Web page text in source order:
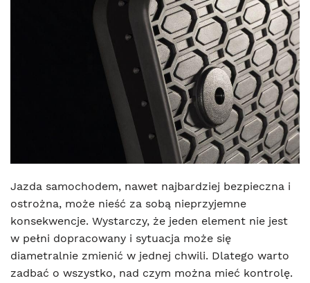
Jazda samochodem, nawet najbardziej bezpieczna i
ostrożna, może nieść za sobą nieprzyjemne
konsekwencje. Wystarczy, że jeden element nie jest
w pełni dopracowany i sytuacja może się
diametralnie zmienić w jednej chwili. Dlatego warto
zadbać o wszystko, nad czym można mieć kontrolę.